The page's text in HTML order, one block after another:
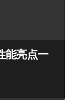
能亮点一